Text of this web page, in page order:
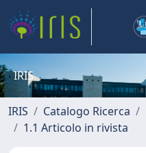
IRIS
IRIS Catalogo Ricerca
1.1 Articolo in rivista